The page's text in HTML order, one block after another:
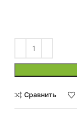
Сравнить